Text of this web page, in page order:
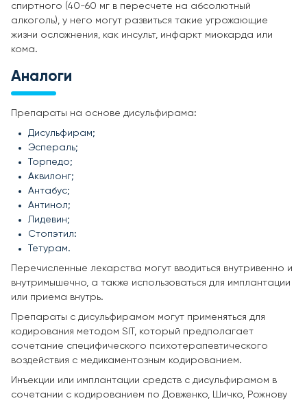
спиртного (40-60 мг в пересчете на абсолютный
алкоголь), у него могут развиться такие угрожающие
жизни осложнения, как инсульт, инфаркт миокарда или
кома.
Аналоги
Препараты на основе дисульфирама:
Дисульфирам;
Эспераль;
Торпедо;
Аквилонг;
Антабус;
Антинол;
Лидевин;
Стопэтил:
Тетурам.
Перечисленные лекарства могут вводиться внутривенно и
внутримышечно, а также использоваться для имплантации
или приема внутрь.
Препараты с дисульфирамом могут применяться для
кодирования методом SIT, который предполагает
сочетание специфического психотерапевтического
воздействия с медикаментозным кодированием.
Инъекции или имплантации средств с дисульфирамом в
сочетании с кодированием по Довженко, Шичко, Рожнову